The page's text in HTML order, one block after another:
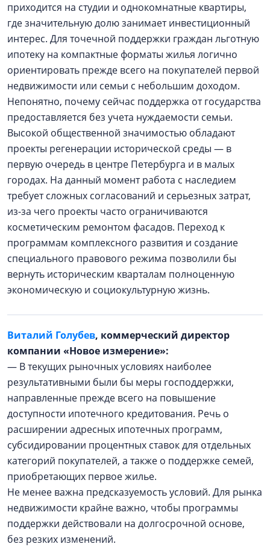
приходится на студии и однокомнатные квартиры,
где значительную долю занимает инвестиционный
интерес. Для точечной поддержки граждан льготную
ипотеку на компактные форматы жилья логично
ориентировать прежде всего на покупателей первой
недвижимости или семьи с небольшим доходом.
Непонятно, почему сейчас поддержка от государства
предоставляется без учета нуждаемости семьи.
Высокой общественной значимостью обладают
проекты регенерации исторической среды — в
первую очередь в центре Петербурга и в малых
городах. На данный момент работа с наследием
требует сложных согласований и серьезных затрат,
из-за чего проекты часто ограничиваются
косметическим ремонтом фасадов. Переход к
программам комплексного развития и создание
специального правового режима позволили бы
вернуть историческим кварталам полноценную
экономическую и социокультурную жизнь.
Виталий Голубев, коммерческий директор
компании «Новое измерение»:
— В текущих рыночных условиях наиболее
результативными были бы меры господдержки,
направленные прежде всего на повышение
доступности ипотечного кредитования. Речь о
расширении адресных ипотечных программ,
субсидировании процентных ставок для отдельных
категорий покупателей, а также о поддержке семей,
приобретающих первое жилье.
Не менее важна предсказуемость условий. Для рынка
недвижимости крайне важно, чтобы программы
поддержки действовали на долгосрочной основе,
без резких изменений.